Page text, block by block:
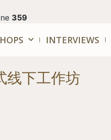
359
INTERVIEWS
下工作坊